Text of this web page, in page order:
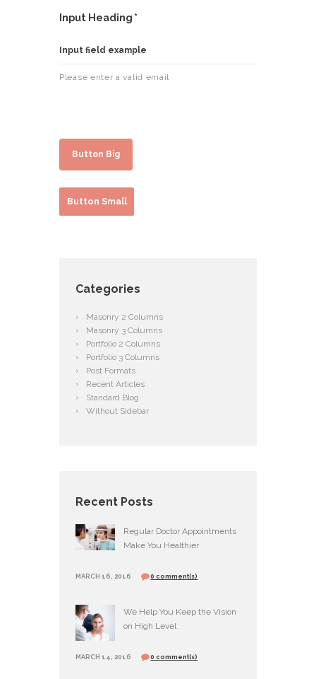
Input Heading
Please enter a valid email
Button Big
Button Small
Categories
Masonry 2 Columns
Masonry 3 Columns
Portfolio 2 Columns
Portfolio 3 Columns
Post Formats
Recent Articles
Standard Blog
Without Sidebar
Recent Posts
Regular Doctor Appointments
Make You Healthier
MARCH 16, 2016 0 comment(s)
We Help You Keep the Vision
on High Level
MARCH 14, 2016 0 comment(s)